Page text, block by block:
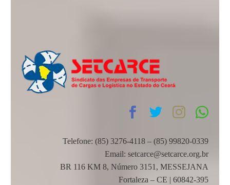
Telefone: (85) 3276-4118 – (85) 99820-0339
Email: setcarce@setcarce.org.br
BR 116 KM 8, Número 3151, MESSEJANA
Fortaleza – CE | 60842-395